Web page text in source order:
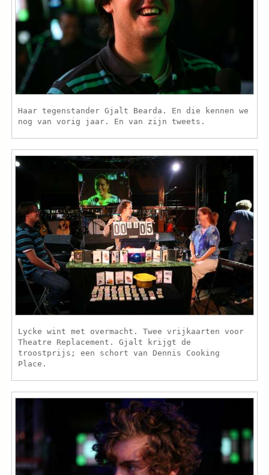
Haar tegenstander Gjalt Bearda. En die kennen we
nog van vorig jaar. En van zijn tweets.
Lycke wint met overmacht. Twee vrijkaarten voor
Theatre Replacement. Gjalt krijgt de
troostprijs; een schort van Dennis Cooking
Place.